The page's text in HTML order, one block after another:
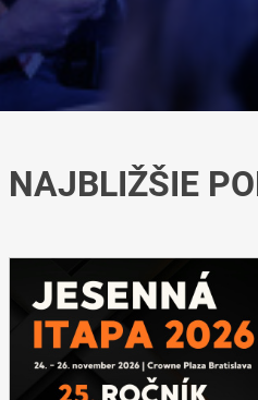
NAJBLIŽŠIE